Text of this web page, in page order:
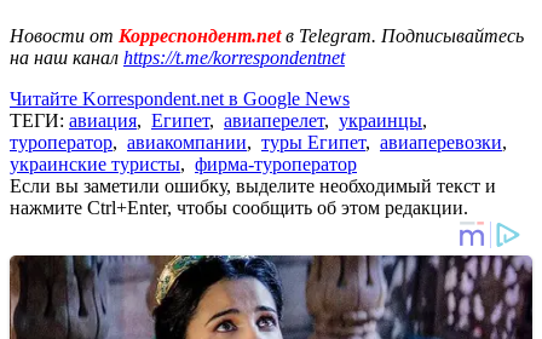
Новости от Корреспондент.netв Telegram. Подписывайтесь
на наш канал https://t.me/korrespondentnet
Читайте Korrespondent.net в Google News
ТЕГИ: авиация, Египет, авиаперелет, украинцы,
туроператор, авиакомпании, туры Египет, авиаперевозки,
украинские туристы, фирма-туроператор
Если вы заметили ошибку, выделите необходимый текст и
нажмите Ctrl+Enter, чтобы сообщить об этом редакции.